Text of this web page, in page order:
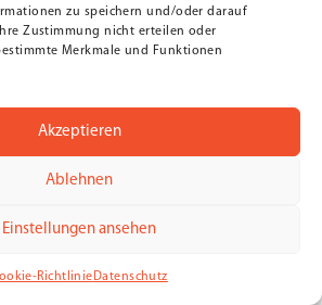
zu speichern und/oder darauf
Zustimmung nicht erteilen oder
Merkmale und Funktionen
Akzeptieren
Ablehnen
Einstellungen ansehen
Richtlinie Datenschutz